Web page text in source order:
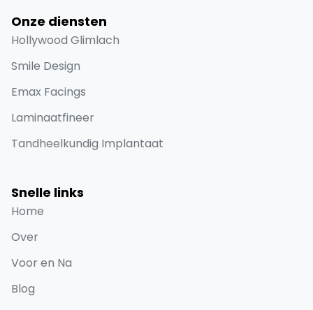
Onze diensten
Hollywood Glimlach
Smile Design
Emax Facings
Laminaatfineer
Tandheelkundig Implantaat
Snelle links
Home
Over
Voor en Na
Blog